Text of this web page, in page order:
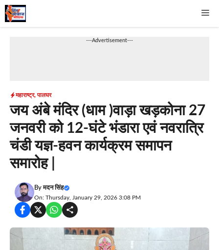
Skip
to
---Advertisement---
महाराष्ट्र,पालघर
जय अंबे मंदिर (धाम )वाड़ा खड़कोना 27
जनवरी को 12‑घंटे भंडारा एवं नवरात्रि
चंडी यज्ञ‑हवन कार्यक्रम समापन
समारोह |
Byमदन सिंह
On: Thursday, January 29, 2026 3:08 PM